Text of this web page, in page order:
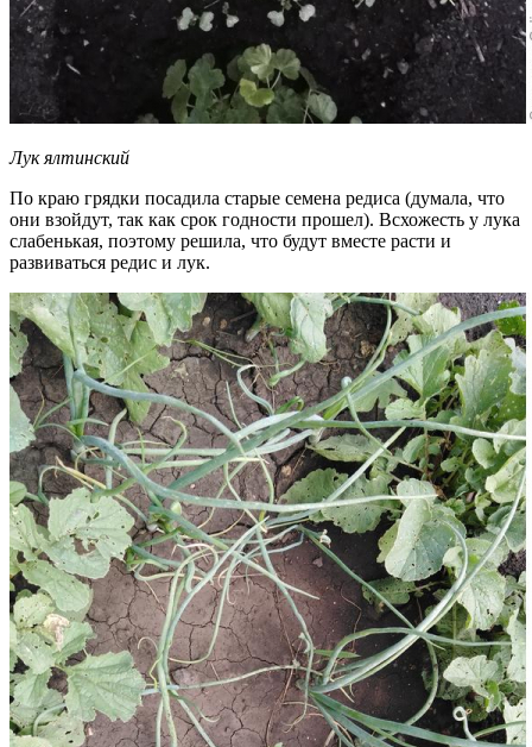
Лук ялтинский
По краю грядки посадила старые семена редиса (думала, что
они взойдут, так как срок годности прошел). Всхожесть у лука
слабенькая, поэтому решила, что будут вместе расти и
развиваться редис и лук.